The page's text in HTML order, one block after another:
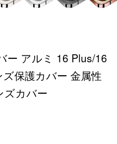
ー アルミ 16 Plus/16
保護カバー 金属性
ズカバー